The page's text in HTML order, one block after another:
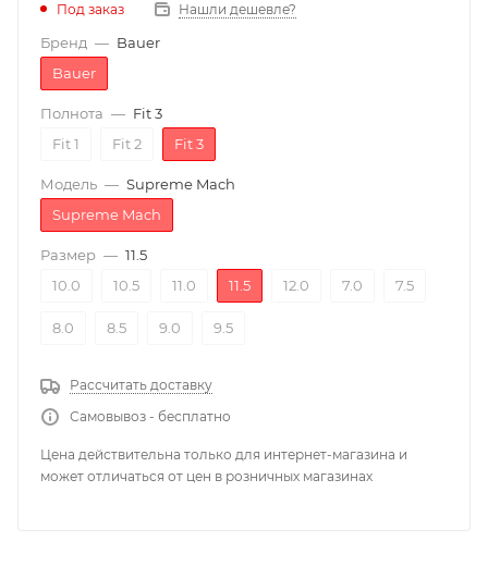
Под заказ Нашли дешевле?
Бренд — Bauer
Bauer
Полнота — Fit 3
Fit 1
Fit 2 Fit 3
Модель — Supreme Mach
Supreme Mach
Размер — 11.5
10.0
10.5 11.0 11.5 12.0 7.0 7.5
8.0 8.5 9.0 9.5
Рассчитать доставку
Самовывоз - бесплатно
Цена действительна только для интернет-магазина и
может отличаться от цен в розничных магазинах